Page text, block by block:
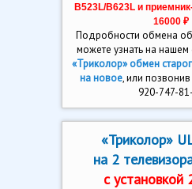
В523L/B623L и
16000 ₽
Подробности обмена
можете узнать на нашем
«Триколор» обмен
на новое, или
920-747-
«Триколор»
на 2
с установкой